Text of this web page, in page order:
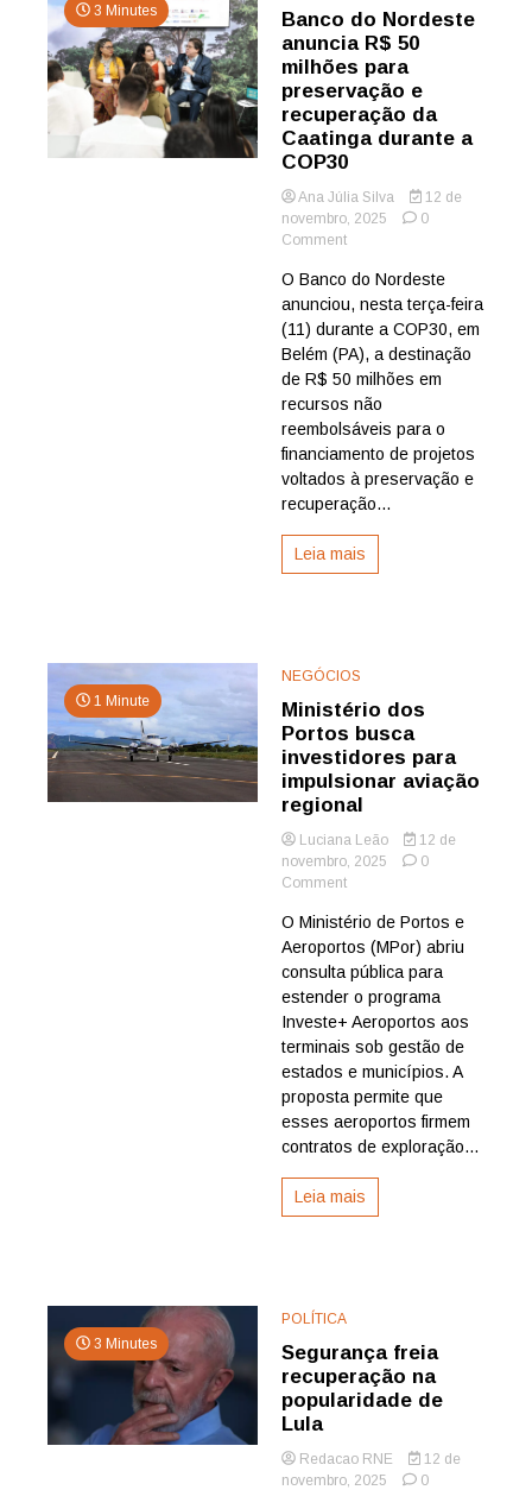
3 Minutes
Banco do Nordeste
anuncia R$ 50
milhões para
preservação e
recuperação da
Caatinga durante a
COP30
Ana Júlia Silva
12 de
novembro, 2025
0
Commenton
do
Nordeste
anuncia
R$
50
milhões
para
preservação
e
recuperação
da
Caatinga
durante
a
O Banco do Nordeste
anunciou, nesta terça-feira
(11) durante a COP30, em
Belém (PA), a destinação
de R$ 50 milhões em
recursos não
reembolsáveis para o
financiamento de projetos
voltados à preservação e
recuperação...
Leia mais
1 Minute
NEGÓCIOS
Ministério dos
Portos busca
investidores para
impulsionar aviação
regional
Luciana Leão
12 de
novembro, 2025
0
Commenton
dos
Portos
busca
para
impulsionar
aviação
regional
O Ministério de Portos e
Aeroportos (MPor) abriu
consulta pública para
estender o programa
Investe+ Aeroportos aos
terminais sob gestão de
estados e municípios. A
proposta permite que
esses aeroportos firmem
contratos de exploração...
Leia mais
3 Minutes
POLÍTICA
Segurança freia
recuperação na
popularidade de
Lula
Redacao RNE
12 de
novembro, 2025
0